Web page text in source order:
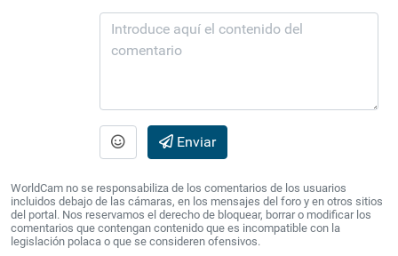
Enviar
WorldCam no se responsabiliza de los comentarios de los usuarios
incluidos debajo de las cámaras, en los mensajes del foro y en otros sitios
del portal. Nos reservamos el derecho de bloquear, borrar o modificar los
comentarios que contengan contenido que es incompatible con la
legislación polaca o que se consideren ofensivos.